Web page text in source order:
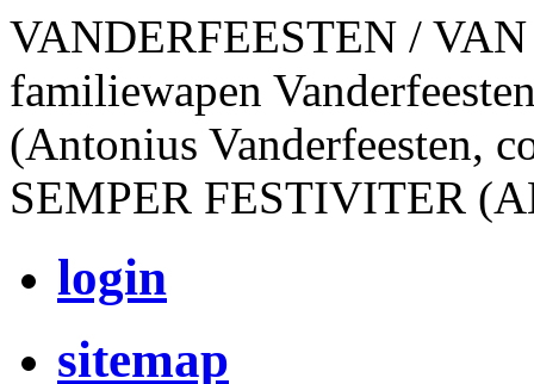
VANDERFEESTEN /
familiewapen
(Antonius Vanderfeesten,
SEMPER FESTIVITER
login
sitemap